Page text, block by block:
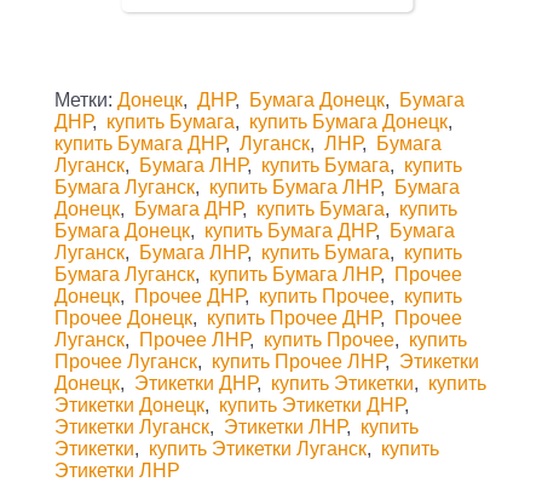
Метки: Донецк, ДНР, Бумага Донецк,
Бумага
ДНР, купить Бумага, купить Бумага Донецк,
купить Бумага ДНР, Луганск, ЛНР,
Бумага
Луганск, Бумага ЛНР, купить Бумага, купить
Бумага Луганск, купить Бумага ЛНР,
Бумага
Донецк, Бумага ДНР, купить Бумага, купить
Бумага Донецк, купить Бумага ДНР,
Бумага
Луганск, Бумага ЛНР, купить Бумага, купить
Бумага Луганск, купить Бумага ЛНР,
Прочее
Донецк, Прочее ДНР, купить Прочее, купить
Прочее Донецк, купить Прочее ДНР,
Прочее
Луганск, Прочее ЛНР, купить Прочее, купить
Прочее Луганск, купить Прочее ЛНР, Этикетки
Донецк, Этикетки ДНР, купить Этикетки, купить
Этикетки Донецк, купить Этикетки ДНР,
Этикетки Луганск, Этикетки ЛНР, купить
Этикетки, купить Этикетки Луганск, купить
Этикетки ЛНР